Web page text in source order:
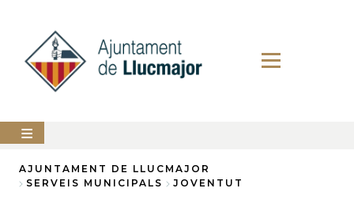
contingut
AJUNTAMENT
AJUNTAMENT DE LLUCMAJOR
SERVEIS MUNICIPALS
JOVENTUT